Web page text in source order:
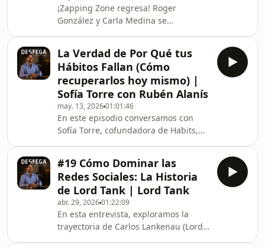
las reglas ocultas que necesitas
dominar para crecer
profesionalmente sin sacrificar tu
¡Zapping Zone regresa! Roger
González y Carla Medina se
jamás contada de la dupla más
icónica de Disney Channel y lo que
vivieron al apagarse las cámaras.Si
creciste viendo el canal, este video es
un viaje directo a tus mejores
recuerdos. ¡No olvides suscribirte y
activar la campanita para más
entrevistas exclusivas!Siguenos:https
La Verdad de Por Qué tus
Hábitos Fallan (Cómo
recuperarlos hoy mismo) |
Sofía Torre con Rubén Alanís
may. 13, 202601:01:46
En este episodio conversamos con
Sofía Torre, cofundadora de Habits,
para construir una vida sana desde el
día uno.Sofía nos comparte su
experiencia equilibrando los desafíos
de ser madre y emprendedora,
dejándonos una lección poderosa:
cualquier vocación que elijas exigirá
el mismo esfuerzo y te brindará la
#19 Cómo Dominar las
Redes Sociales: La Historia
de Lord Tank | Lord Tank
abr. 29, 202601:22:09
En esta entrevista, exploramos la
trayectoria de Carlos Lankenau (Lord